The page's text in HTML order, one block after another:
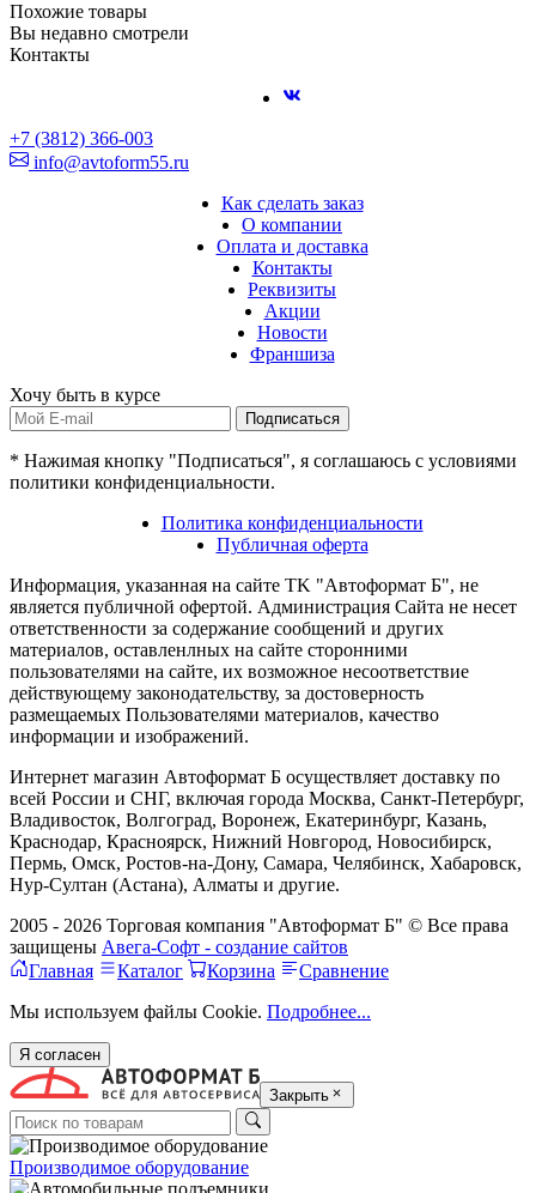
Похожие товары
Вы недавно смотрели
Контакты
+7 (3812) 366-003
info@avtoform55.ru
Как сделать заказ
О компании
Оплата и доставка
Контакты
Реквизиты
Акции
Новости
Франшиза
Хочу быть в курсе
Подписаться
* Нажимая кнопку "Подписаться", я соглашаюсь с условиями
политики конфиденциальности.
Политика конфиденциальности
Публичная оферта
Информация, указанная на сайте TK "Автоформат Б", не
является публичной офертой. Администрация Сайта не несет
ответственности за содержание сообщений и других
материалов, оставленлных на сайте сторонними
пользователями на сайте, их возможное несоответствие
действующему законодательству, за достоверность
размещаемых Пользователями материалов, качество
информации и изображений.
Интернет магазин Автоформат Б осуществляет доставку по
всей России и СНГ, включая города Москва, Санкт-Петербург,
Владивосток, Волгоград, Воронеж, Екатеринбург, Казань,
Краснодар, Красноярск, Нижний Новгород, Новосибирск,
Пермь, Омск, Ростов-на-Дону, Самара, Челябинск, Хабаровск,
Нур-Султан (Астана), Алматы и другие.
2005 - 2026 Торговая компания "Автоформат Б" © Все права
защищены Авега-Софт - создание сайтов
Главная
Каталог Корзина
Сравнение
Мы используем файлы Cookie. Подробнее...
Я согласен
Закрыть
Производимое оборудование